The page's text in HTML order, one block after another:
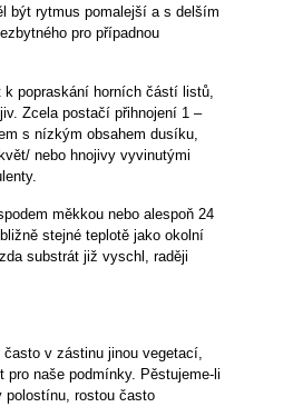
být rytmus pomalejší a s delším
pro případnou
popraskání horních částí listů,
Zcela postačí přihnojení 1 –
s nízkým obsahem dusíku,
nebo hnojivy vyvinutými
měkkou nebo alespoň 24
stejné teplotě jako okolní
substrát již vyschl, raději
v zástinu jinou vegetací,
naše podmínky. Pěstujeme-li
polostínu, rostou často